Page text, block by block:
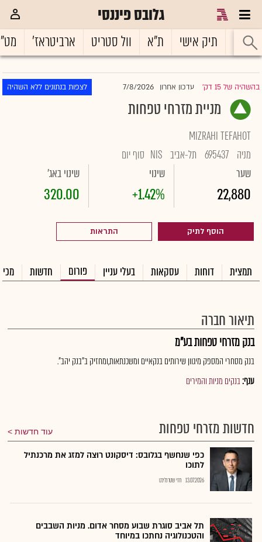
גלובס פיננסי
ראשי תיק אישי ת"א וול סטריט ארביטראז'
בהשהיה של 15 דק' |עדכון אחרון 7/8/2026 לצפות בנתונים ללא השהיה
מניית מזרחי טפחות
MIZRAHI TEFAHOT
מניה 695437 תל-אביב NIS סוף יום
שער
22,880
שינוי
+1.42%
שינוי באג'
320.00
הוסף לתיק התראות
תמצית דוחות עסקאות בעלי עניין פורום חדשות
תיאור חברה
בנק מזרחי טפחות בע"מ
בנק מסחרי המספק מיגוון שירותים בנקאיים ומשכנתאות,ומחזיק ב"בנק יהב".
ענף:בנקים מניות והמירים
חדשות מזרחי טפחות עוד חדשות
כפי שנחשף בגלובס: דיסקונט רוצה למזג את מרכנתיל
לתוכו
13.07.2026 חזי שטרנליכט
תל אביב סוגרת שבוע מסחר אדום. מניות השבבים
והטכנולוגיה נחתכו במיוחד